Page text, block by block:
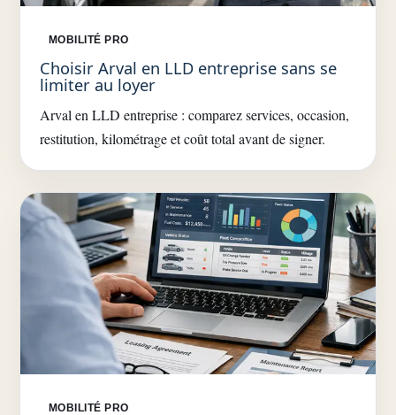
MOBILITÉ PRO
Choisir Arval en LLD entreprise sans se
limiter au loyer
Arval en LLD entreprise : comparez services, occasion,
restitution, kilométrage et coût total avant de signer.
MOBILITÉ PRO